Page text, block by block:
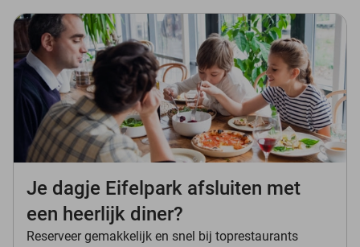
Je dagje Eifelpark afsluiten met
een heerlijk diner?
Reserveer gemakkelijk en snel bij toprestaurants